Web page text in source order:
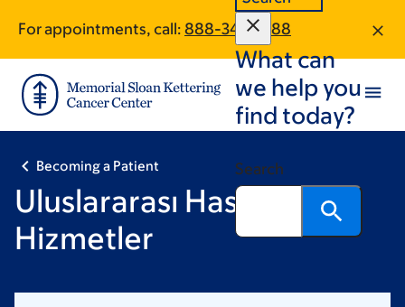
main
content
footer
For appointments, call: 888-341-3088
What can
we help you
find today?
Search
Becoming a Patient
Uluslararası Hastalar için
Hizmetler